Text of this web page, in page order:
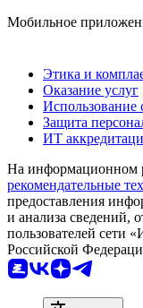
Мобильное
Этика и
Оказание услуг
Использование
Защита
ИТ
На информационном
рекомендательные
предоставления
и анализа сведений,
пользователей сети
Российской